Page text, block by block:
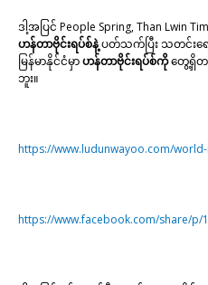
ဒါ့အပြင် People Spring, Than
ဟန်တာဗိုင်းရပ်စ်နဲ့ပတ်သက်ပြီး သတင်းရေ
မြန်မာနိုင်ငံမှာဟန်တာဗိုင်းရပ်စ်ကိုတွေ့ရှိတ
ဘူး။
https://www.ludunwayoo.com/
https://www.facebook.com/share/p/